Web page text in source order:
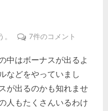
御
町。
加
屋。
へ
7件のコメント
中はボーナスが出るよ
などをやっていまし
が出るのかも知れませ
人もたくさんいるわけ